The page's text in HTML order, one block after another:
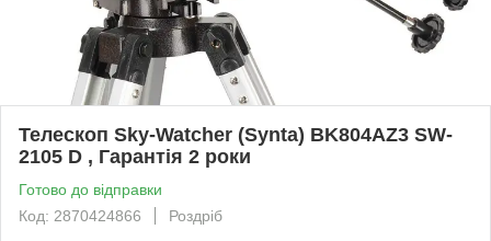
Телескоп Sky-Watcher (Synta) BK804AZ3 SW-
2105 D , Гарантія 2 роки
Готово до відправки
Код: 2870424866
Роздріб